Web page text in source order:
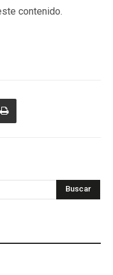
contenido.
Buscar